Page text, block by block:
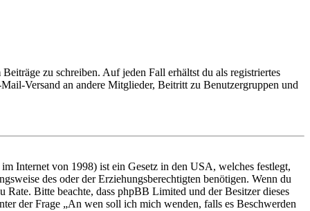
zu schreiben. Auf jeden Fall erhältst du als registriertes
Versand an andere Mitglieder, Beitritt zu Benutzergruppen und
Internet von 1998) ist ein Gesetz in den USA, welches festlegt,
des oder der Erziehungsberechtigten benötigen. Wenn du
Bitte beachte, dass phpBB Limited und der Besitzer dieses
der Frage „An wen soll ich mich wenden, falls es Beschwerden